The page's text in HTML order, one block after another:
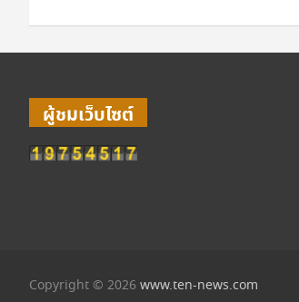
ผู้ชมเว็บไซต์
Copyright © 2026 www.ten-news.com